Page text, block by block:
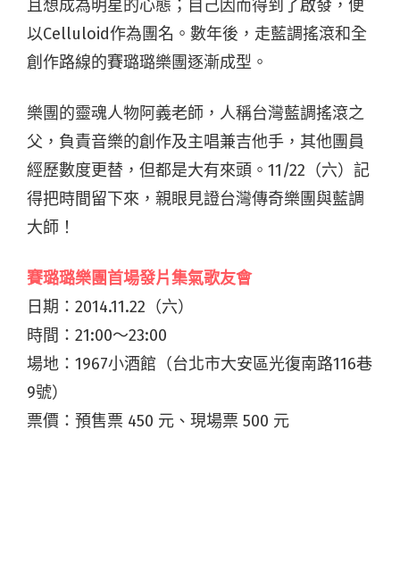
且想成為明星的心態；自己因而得到了啟發，便
以Celluloid作為團名。數年後，走藍調搖滾和全
創作路線的賽璐璐樂團逐漸成型。
樂團的靈魂人物阿義老師，人稱台灣藍調搖滾之
父，負責音樂的創作及主唱兼吉他手，其他團員
經歷數度更替，但都是大有來頭。11/22（六）記
得把時間留下來，親眼見證台灣傳奇樂團與藍調
大師！
賽璐璐樂團首場發片集氣歌友會
日期：2014.11.22（六）
時間：21:00～23:00
場地：1967小酒館（台北市大安區光復南路116巷
9號）
票價：預售票 450 元、現場票 500 元